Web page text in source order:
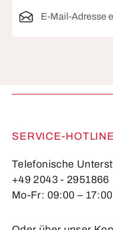
SERVICE-HOTLINE
Telefonische
+49 2043 - 2951866
Mo-Fr: 09:00 –